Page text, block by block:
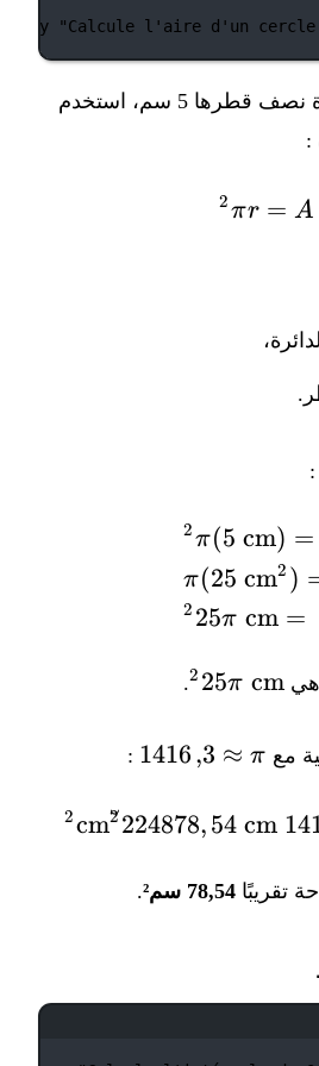
"Calcule l'aire d'un cercle
لحساب مساحة دائرة نصف قطرها 5 سم، استخدم
:
A = \pi r^2 A
=
πr
2
\begin{aligned} A &= \pi (5 \text{ cm})^2 \\ &= \pi (25 \text{ cm}^2) \\ &= 25\pi \text{ cm}^2 \end{aligned} =
π(5 cm)
2
π(25 cm2 )
=
25π cm
2
هي
25\pi
cm}^2
25π cm
2
.
مع
\pi
3,1416
π
≈
3
,
1416
:
\begin{aligned} A &≈ 25 \times 3,1416 \text{ cm}^2 \u2248 78,54 \text{ cm}^2 \end{aligned}
22
˘ 24878,54 cm
2
تقريبًا 78,54 سم² .